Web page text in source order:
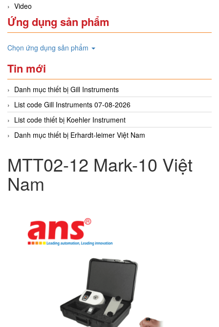
Video
Ứng dụng sản phẩm
Chọn ứng dụng sản phẩm
Tin mới
Danh mục thiết bị Gill Instruments
List code Gill Instruments 07-08-2026
List code thiết bị Koehler Instrument
Danh mục thiết bị Erhardt-leimer Việt Nam
MTT02-12 Mark-10 Việt
Nam